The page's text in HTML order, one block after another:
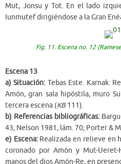
Mut, Jonsu y Tot. En el lado
Iunmutef dirigiéndose a la Gran
Fig. 11. Escena no. 12
Escena 13
a) Situación: Tebas Este. Karnak.
Amón, gran sala hipóstila, muro
tercera escena (KB111).
b) Referencias bibliográficas:
43; Nelson 1981, lám. 70; Porter &
e) Escena:Realizada en relieve en
coronado por Amón y Mut-
manos del dios Amón-Re, en